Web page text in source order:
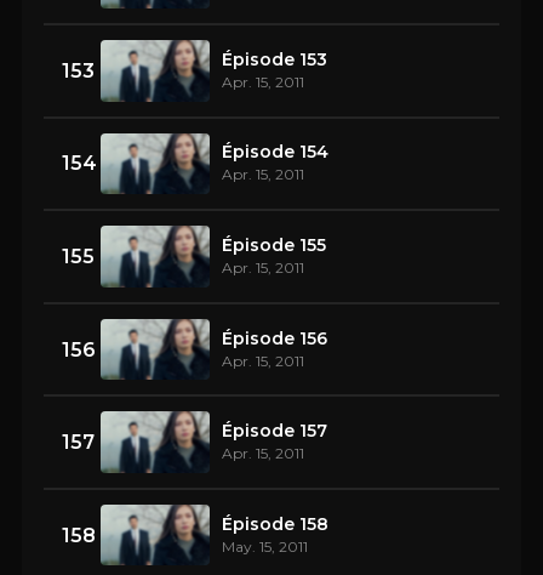
153 Épisode 153
Apr. 15, 2011
154 Épisode 154
Apr. 15, 2011
155 Épisode 155
Apr. 15, 2011
156 Épisode 156
Apr. 15, 2011
157 Épisode 157
Apr. 15, 2011
158 Épisode 158
May. 15, 2011